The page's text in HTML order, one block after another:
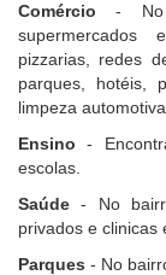
Comércio - No
supermercados
pizzarias, redes
parques, hotéis,
limpeza
Ensino -
escolas.
Saúde - No
privados e clinicas
Parques - No